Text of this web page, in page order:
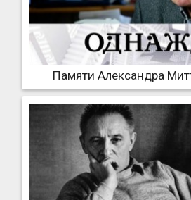
Памяти Александра